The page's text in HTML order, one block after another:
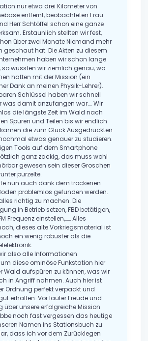
nur etwa drei Kilometer von
entfernt, beobachteten Frau
Herr Schtöffel schon eine ganze
Erstaunlich stellten wir fest,
über zwei Monate Niemand mehr
geschaut hat. Die Akten zu diesem
haben wir schon lange
wussten wir ziemlich genau, wo
hatten mit der Mission (ein
Dank an meinen Physik-Lehrer).
Schlüssel haben wir schnell
was damit anzufangen war…. Wir
die längste Zeit im Wald nach
Spuren und Teilen bis wir endlich
die zum Glück Ausgedruckten
etwas genauer zu studieren.
Tools auf dem Smartphone
ganz zackig, das muss wohl
gewesen sein dieser Groschen
purzelte.
nun auch dank dem trockenen
problemlos gefunden werden.
richtig zu machen. Die
in Betrieb setzen, FBD betätigen,
Frequenz einstellen,…… Alles
dieses alte Vorkriegsmaterial ist
ein wenig robuster als die
also alle Informationen
diese ominöse Funkstation hier
Wald aufspüren zu können, was wir
in Angriff nahmen. Auch hier ist
Ordnung perfekt verpackt und
erhalten. Vor lauter Freude und
über unsere erfolgreiche Mission
noch fast vergessen das heutige
Namen ins Stationsbuch zu
dass ich vor dem Zurücklegen